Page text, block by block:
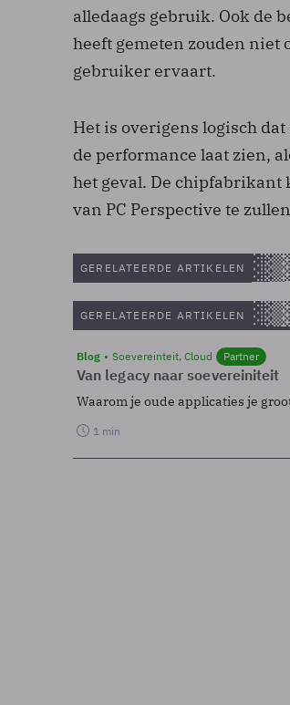
alledaags gebruik. Ook de
heeft gemeten zouden niet
gebruiker ervaart.
Het is overigens logisch
de performance laat zien,
het geval. De
van PC Perspective te
GERELATEERDE ARTIKELEN
GERELATEERDE ARTIKELEN
Blog Soevereinteit, Cloud Partner
Van legacy naar soevereiniteit
Waarom je oude applicaties je
1 min